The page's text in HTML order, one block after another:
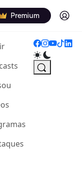
Premium Log in
(current)